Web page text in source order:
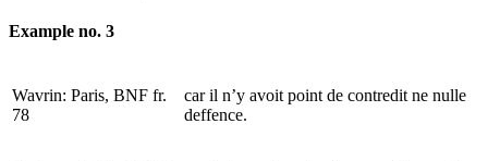
Example no. 3
Wavrin: Paris, BNF fr.
78
car il n’y avoit point de contredit ne nulle
deffence.